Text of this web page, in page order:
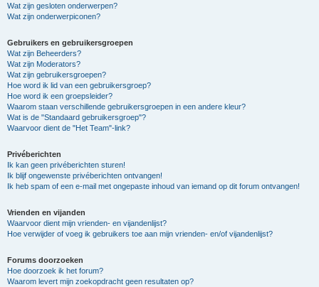
Wat zijn gesloten onderwerpen?
Wat zijn onderwerpiconen?
Gebruikers en gebruikersgroepen
Wat zijn Beheerders?
Wat zijn Moderators?
Wat zijn gebruikersgroepen?
Hoe word ik lid van een gebruikersgroep?
Hoe word ik een groepsleider?
Waarom staan verschillende gebruikersgroepen in een andere kleur?
Wat is de "Standaard gebruikersgroep"?
Waarvoor dient de "Het Team"-link?
Privéberichten
Ik kan geen privéberichten sturen!
Ik blijf ongewenste privéberichten ontvangen!
Ik heb spam of een e-mail met ongepaste inhoud van iemand op dit forum ontvangen!
Vrienden en vijanden
Waarvoor dient mijn vrienden- en vijandenlijst?
Hoe verwijder of voeg ik gebruikers toe aan mijn vrienden- en/of vijandenlijst?
Forums doorzoeken
Hoe doorzoek ik het forum?
Waarom levert mijn zoekopdracht geen resultaten op?